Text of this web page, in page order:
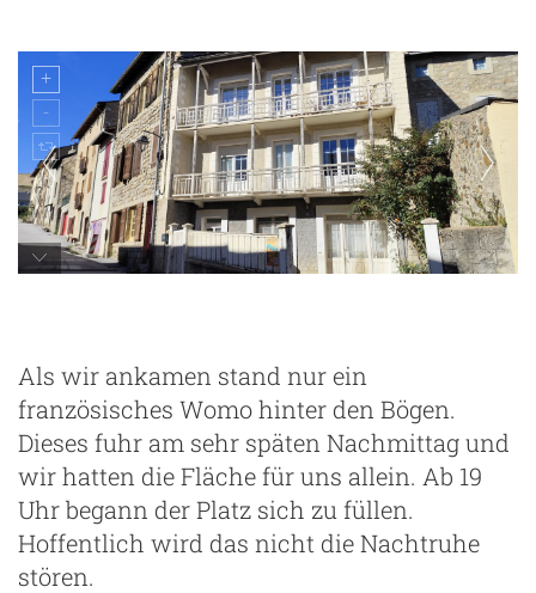
Als wir ankamen stand nur ein
französisches Womo hinter den Bögen.
Dieses fuhr am sehr späten Nachmittag und
wir hatten die Fläche für uns allein. Ab 19
Uhr begann der Platz sich zu füllen.
Hoffentlich wird das nicht die Nachtruhe
stören.